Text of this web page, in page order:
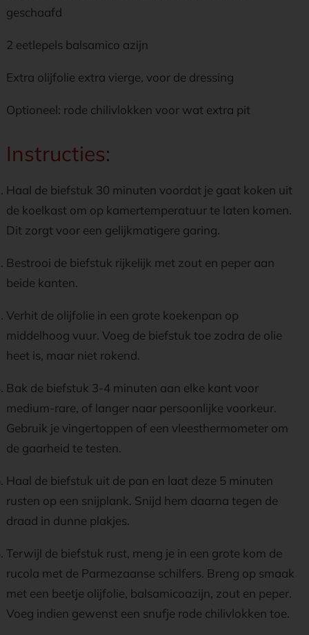
geschaafd
2 eetlepels balsamico azijn
Extra olijfolie extra vierge, voor de dressing
Optioneel: rode chilivlokken voor wat extra pit
Instructies:
Haal de biefstuk 30 minuten voordat je gaat koken uit
de koelkast om op kamertemperatuur te laten komen.
Dit zorgt voor een gelijkmatigere garing.
Bestrooi de biefstuk rijkelijk met zout en peper aan
beide kanten.
Verhit de olijfolie in een grote koekenpan op
middelhoog vuur. Voeg de biefstuk toe zodra de olie
heet is, maar niet rokend.
Bak de biefstuk 3-4 minuten aan elke kant voor
medium-rare, of langer naar persoonlijke voorkeur.
Gebruik je vingertoppen of een vleesthermometer om
de gaarheid te testen.
Haal de biefstuk uit de pan en laat deze 5 minuten
rusten op een snijplank. Snijd hem daarna tegen de
draad in dunne plakjes.
Terwijl de biefstuk rust, meng je in een grote kom de
rucola met de Parmezaanse schilfers. Breng op smaak
met een beetje olijfolie, balsamicoazijn, zout en peper.
Voeg indien gewenst een snufje rode chilivlokken toe.